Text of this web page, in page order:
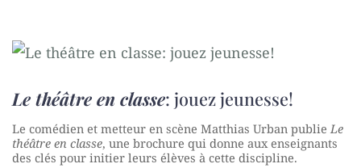
Le théâtre en classe: jouez jeunesse!
Le comédien et metteur en scène Matthias Urban publie Le
théâtre en classe, une brochure qui donne aux enseignants
des clés pour initier leurs élèves à cette discipline.